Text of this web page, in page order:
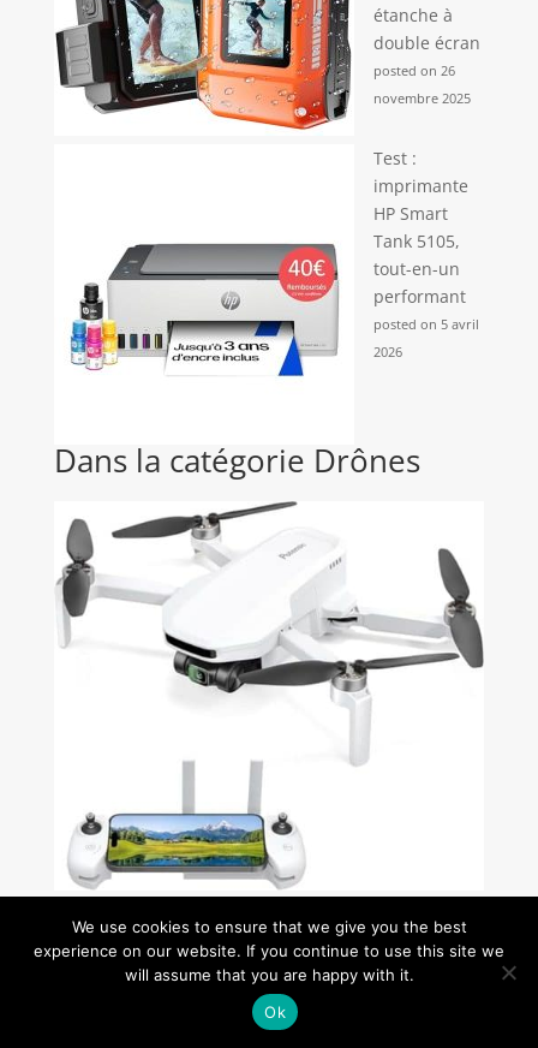
étanche à
double écran
posted on 26
novembre 2025
Test :
imprimante
HP Smart
Tank 5105,
tout-en-un
performant
posted on 5 avril
2026
Dans la catégorie Drônes
et légèreté impressionnantes
We use cookies to ensure that we give you the best
experience on our website. If you continue to use this site we
will assume that you are happy with it.
Ok